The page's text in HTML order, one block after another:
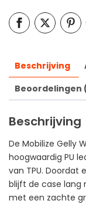
Beschrijving
Beoordelingen
Beschrijving
De Mobilize Gelly
hoogwaardig PU
van TPU. Doordat
blijft de case lang
met een zachte